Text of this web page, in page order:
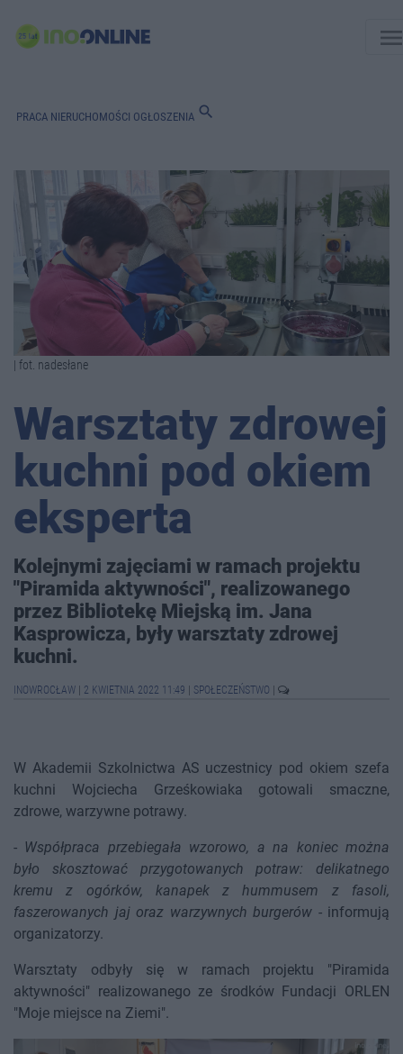
PRACA NIERUCHOMOŚCI OGŁOSZENIA search
| fot. nadesłane
Warsztaty zdrowej
kuchni pod okiem
eksperta
Kolejnymi zajęciami w ramach projektu
"Piramida aktywności", realizowanego
przez Bibliotekę Miejską im. Jana
Kasprowicza, były warsztaty zdrowej
kuchni.
INOWROCŁAW 2 KWIETNIA 2022 11:49 SPOŁECZEŃSTWO
W Akademii Szkolnictwa AS uczestnicy pod okiem szefa
kuchni Wojciecha Grześkowiaka gotowali smaczne,
zdrowe, warzywne potrawy.
- Współpraca przebiegała wzorowo, a na koniec można
było skosztować przygotowanych potraw: delikatnego
kremu z ogórków, kanapek z hummusem z fasoli,
faszerowanych jaj oraz warzywnych burgerów - informują
organizatorzy.
Warsztaty odbyły się w ramach projektu "Piramida
aktywności" realizowanego ze środków Fundacji ORLEN
"Moje miejsce na Ziemi".